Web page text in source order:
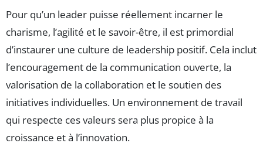
Pour qu’un leader puisse réellement incarner le
charisme, l’agilité et le savoir-être, il est primordial
d’instaurer une culture de leadership positif. Cela inclut
l’encouragement de la communication ouverte, la
valorisation de la collaboration et le soutien des
initiatives individuelles. Un environnement de travail
qui respecte ces valeurs sera plus propice à la
croissance et à l’innovation.